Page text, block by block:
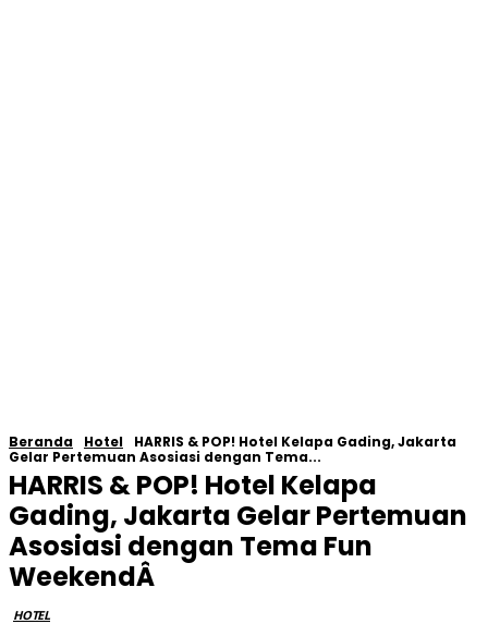
Beranda Hotel
HARRIS & POP! Hotel Kelapa Gading, Jakarta
Gelar Pertemuan Asosiasi dengan Tema...
HARRIS & POP! Hotel Kelapa
Gading, Jakarta Gelar Pertemuan
Asosiasi dengan Tema Fun
WeekendÂ
HOTEL